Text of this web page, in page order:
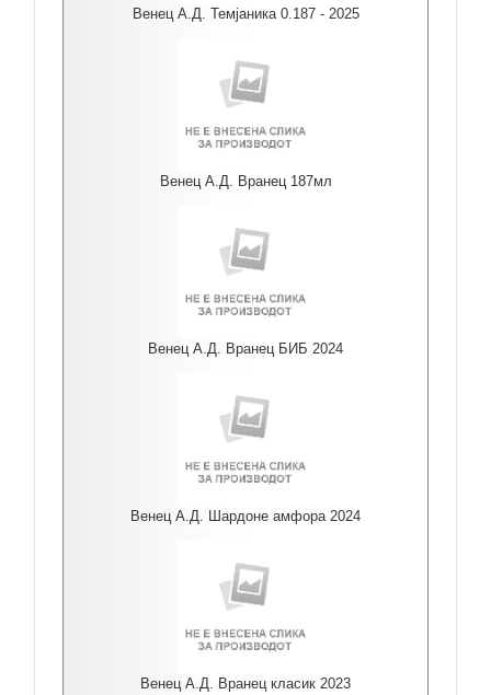
Венец А.Д. Темјаника 0.187 - 2025
Венец А.Д. Вранец 187мл
Венец А.Д. Вранец БИБ 2024
Венец А.Д. Шардоне амфора 2024
Венец А.Д. Вранец класик 2023